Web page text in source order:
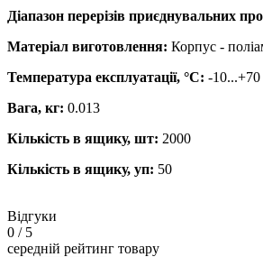
Діапазон перерізів приєднувальних
Матеріал виготовлення: Корпус -
Температура експлуатації, °С: -10...+70
Вага, кг: 0.013
Кількість в ящику, шт: 2000
Кількість в ящику, уп: 50
Відгуки
0 / 5
середній рейтинг товару